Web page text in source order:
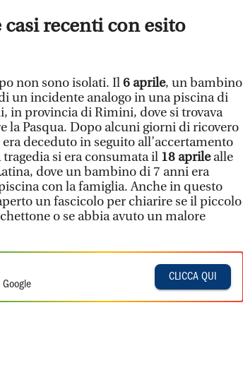
recenti con esito
non sono isolati. Il6 aprile, un bambino
un incidente analogo in una piscina di
in provincia di Rimini, dove si trovava
la Pasqua. Dopo alcuni giorni di ricovero
deceduto in seguito all’accertamento
si era consumata il 18 aprilealle
dove un bambino di 7 anni era
con la famiglia. Anche in questo
un fascicolo per chiarire se il piccolo
o se abbia avuto un malore
CLICCA QUI